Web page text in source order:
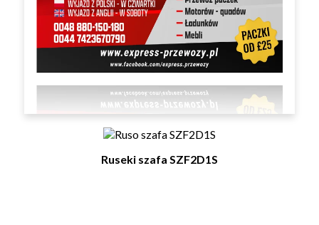
Thames witryna TA-12
Ruseki szafa SZF2D1S